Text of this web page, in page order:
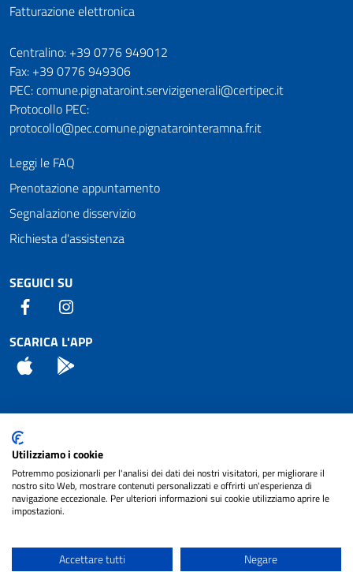
Fatturazione elettronica
Numeri utili
Centralino: +39 0776 949012
Fax: +39 0776 949306
PEC: comune.pignataroint.servizigenerali@certipec.it
Protocollo PEC:
protocollo@pec.comune.pignatarointeramna.fr.it
Leggi le FAQ
Prenotazione appuntamento
Segnalazione disservizio
Richiesta d'assistenza
SEGUICI SU
Facebook
SCARICA L'APP
App Store
Attuazione Misure PNRR
Piano di miglioramento del sito
Note legali
cura diNET SMART
Utilizziamo i cookie
Potremmo posizionarli per l'analisi dei dati dei nostri visitatori, per migliorare il
nostro sito Web, mostrare contenuti personalizzati e offrirti un'esperienza di
navigazione eccezionale. Per ulteriori informazioni sui cookie utilizziamo aprire le
impostazioni.
Accettare tutti Negare